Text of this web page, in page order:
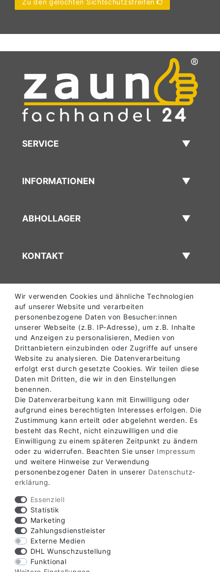
SERVICE
INFORMATIONEN
ABHOLLAGER
KONTAKT
Verfügbare Zahlungsarten
Verfügbare Versandarten
Wir verwenden Cookies und ähnliche Technologien
auf unserer Website und verarbeiten
personenbezogene Daten von Besucher:innen
unserer Webseite (z.B. IP-Adresse), um z.B. Inhalte
und Anzeigen zu personalisieren, Medien von
Drittanbietern einzubinden oder Zugriffe auf unsere
Website zu analysieren. Die Datenverarbeitung
erfolgt erst durch gesetzte Cookies. Wir teilen diese
Daten mit Dritten, die wir in den Einstellungen
benennen.
Die Datenverarbeitung kann mit Einwilligung oder
aufgrund eines berechtigten Interesses erfolgen. Die
Zustimmung kann erteilt oder abgelehnt werden. Es
besteht das Recht, nicht einzuwilligen und die
Einwilligung zu einem späteren Zeitpunkt zu ändern
oder zu widerrufen. Beachten Sie unser Impressum
und weitere Hinweise zur Verwendung
personenbezogener Daten in unserer Daten­schutz­
erklärung.
Essenziell
Statistik
Marketing
Zahlungsdienstleister
Externe Medien
DHL Wunschzustellung
Funktional